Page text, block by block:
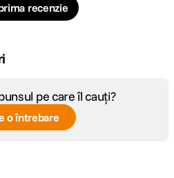
recenzie
pe care îl cauți?
o întrebare